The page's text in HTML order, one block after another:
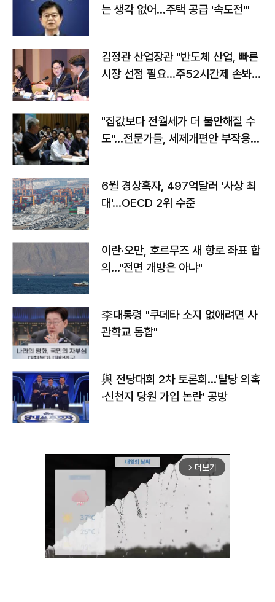
는 생각 없어…주택 공급 '속도전'"
김정관 산업장관 "반도체 산업, 빠른
시장 선점 필요…주52시간제 손봐
"집값보다 전월세가 더 불안해질 수
도"…전문가들, 세제개편안 부작용
6월 경상흑자, 497억달러 '사상 최
대'…OECD 2위 수준
이란·오만, 호르무즈 새 항로 좌표 합
의…"전면 개방은 아냐"
李대통령 "쿠데타 소지 없애려면 사
관학교 통합"
與 전당대회 2차 토론회…'탈당 의혹
·신천지 당원 가입 논란' 공방
arrow_forward_ios 더보기